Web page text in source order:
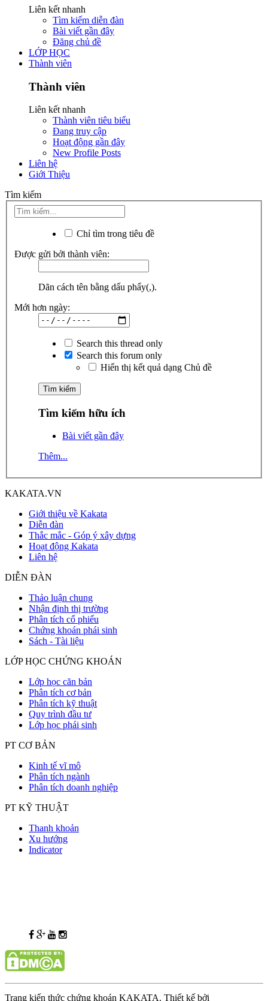
Liên kết nhanh
Tìm kiếm diễn đàn
Bài viết gần đây
Đăng chủ đề
LỚP HỌC
Thành viên
Thành viên
Liên kết nhanh
Thành viên tiêu biểu
Đang truy cập
Hoạt động gần đây
New Profile Posts
Liên hệ
Giới Thiệu
Tìm kiếm
Chỉ tìm trong tiêu đề
Được gửi bởi thành viên:
Dãn cách tên bằng dấu phẩy(,).
Mới hơn ngày:
Search this thread only
Search this forum only
Hiển thị kết quả dạng Chủ đề
Tìm kiếm hữu ích
Bài viết gần đây
Thêm...
KAKATA.VN
Giới thiệu về Kakata
Diễn đàn
Thắc mắc - Góp ý xây dựng
Hoạt động Kakata
Liên hệ
DIỄN ĐÀN
Thảo luận chung
Nhận định thị trường
Phân tích cổ phiếu
Chứng khoán phái sinh
Sách - Tài liệu
LỚP HỌC CHỨNG KHOÁN
Lớp học căn bản
Phân tích cơ bản
Phân tích kỹ thuật
Quy trình đầu tư
Lớp học phái sinh
PT CƠ BẢN
Kinh tế vĩ mô
Phân tích ngành
Phân tích doanh nghiệp
PT KỸ THUẬT
Thanh khoản
Xu hướng
Indicator
Trang kiến thức chứng khoán KAKATA. Thiết kế bởi